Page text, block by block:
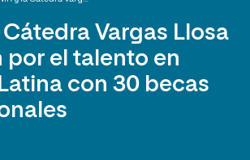
Cátedra Vargas Llosa
por el talento en
con 30 becas